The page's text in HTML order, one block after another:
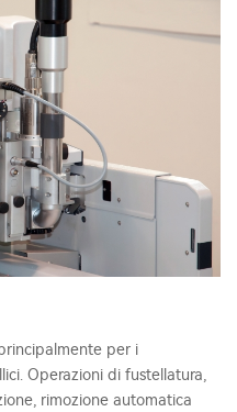
per i
Operazioni di fustellatura,
rimozione automatica